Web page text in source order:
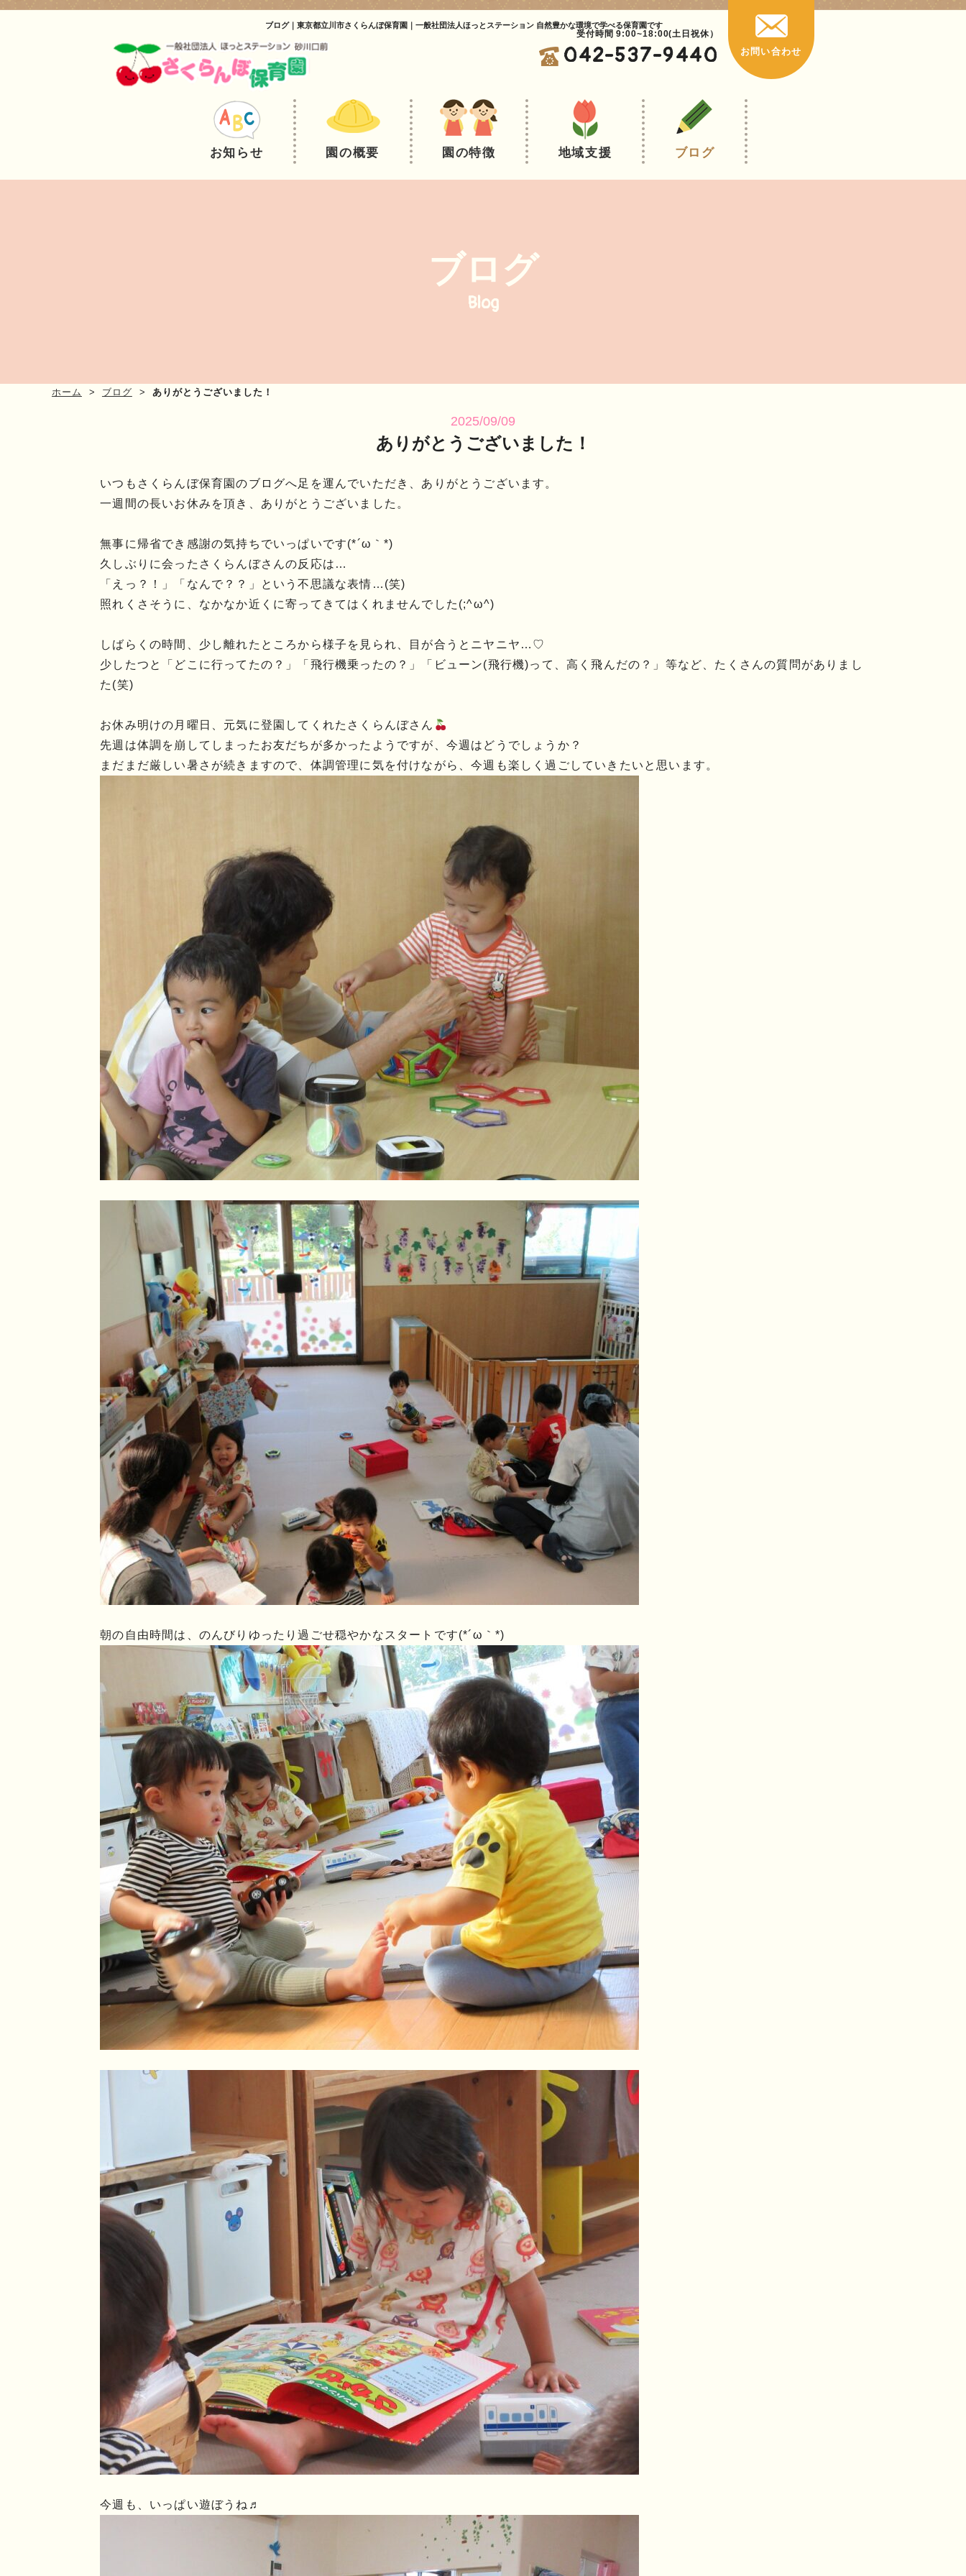
ブログ｜東京都立川市さくらんぼ保育園｜一般社団法人ほっとステーション 自然豊かな環境で学べる保育園です
受付時間 9:00~18:00(土日祝休）
042-537-9440 お問い合わせ
お知らせ 園の概要 園の特徴 地域支援 ブログ
ブログ
Blog
ホーム ブログ ありがとうございました！
2025/09/09
ありがとうございました！
いつもさくらんぼ保育園のブログへ足を運んでいただき、ありがとうございます。
一週間の長いお休みを頂き、ありがとうございました。
無事に帰省でき感謝の気持ちでいっぱいです(*´ω｀*)
久しぶりに会ったさくらんぼさんの反応は…
「えっ？！」「なんで？？」という不思議な表情…(笑)
照れくさそうに、なかなか近くに寄ってきてはくれませんでした(;^ω^)
しばらくの時間、少し離れたところから様子を見られ、目が合うとニヤニヤ…♡
少したつと「どこに行ってたの？」「飛行機乗ったの？」「ビューン(飛行機)って、高く飛んだの？」等など、たくさんの質問がありまし
た(笑)
お休み明けの月曜日、元気に登園してくれたさくらんぼさん
先週は体調を崩してしまったお友だちが多かったようですが、今週はどうでしょうか？
まだまだ厳しい暑さが続きますので、体調管理に気を付けながら、今週も楽しく過ごしていきたいと思います。
朝の自由時間は、のんびりゆったり過ごせ穏やかなスタートです(*´ω｀*)
今週も、いっぱい遊ぼうね♬